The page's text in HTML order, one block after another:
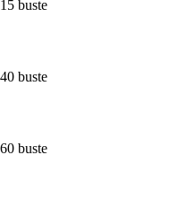
15 buste
40 buste
60 buste